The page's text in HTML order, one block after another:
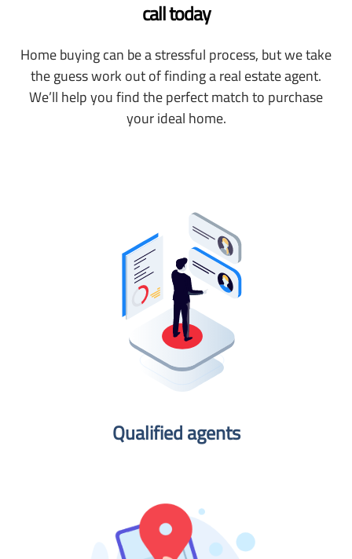
call today
Home buying can be a stressful process, but we take
the guess work out of finding a real estate agent.
We’ll help you find the perfect match to purchase
your ideal home.
Qualified agents​